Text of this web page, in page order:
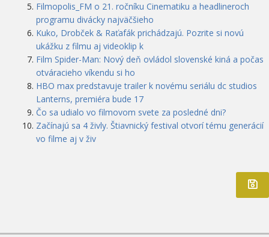
Filmopolis_FM o 21. ročníku Cinematiku a headlineroch
programu divácky najväčšieho
Kuko, Drobček & Raťafák prichádzajú. Pozrite si novú
ukážku z filmu aj videoklip k
Film Spider-Man: Nový deň ovládol slovenské kiná a počas
otváracieho víkendu si ho
HBO max predstavuje trailer k novému seriálu dc studios
Lanterns, premiéra bude 17
Čo sa udialo vo filmovom svete za posledné dni?
Začínajú sa 4 živly. Štiavnický festival otvorí tému generácií
vo filme aj v živ